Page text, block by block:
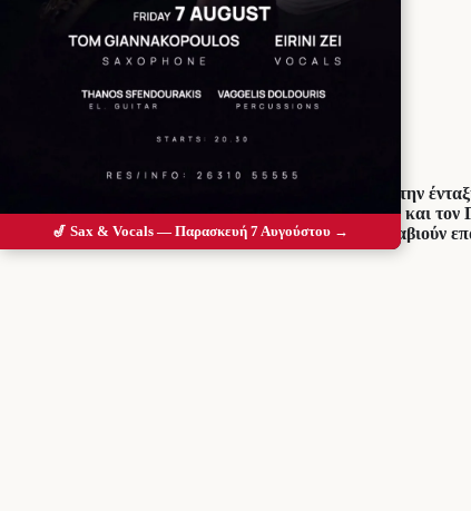
προτιμώμενη πηγή στο Google
“Θέλω να εκφράσω τη μεγάλη μου ικανοποίηση για την
και να ευχαριστήσω τον ΥπΑΑΤ Γιώργο Γεωργαντά και τον
για την αναβάθμιση της Λιμνοθάλασσας και όσων διαβιούν
🎷 Sax & Vocals — Παρασκευή 7 Αυγούστου →